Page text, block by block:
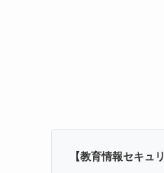
【教育情報セキュ